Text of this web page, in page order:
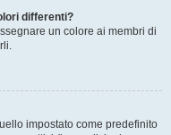
differenti?
un colore ai membri di
impostato come predefinito